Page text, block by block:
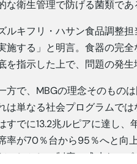
な衛生管理で防げる菌類であ
ルキフリ・ハサン食品調整
施する」と明言。食器の完
を指示した上で、問題の発
方で、MBGの理念そのもの
は単なる社会プログラムで
すでに13.2兆ルピアに達し
率が70％台から95％へと向
。しかし、制度の成功をア